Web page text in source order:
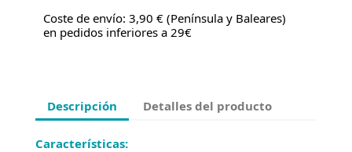
Coste de envío: 3,90 € (Península y Baleares)
en pedidos inferiores a 29€
Descripción Detalles del producto
Características: